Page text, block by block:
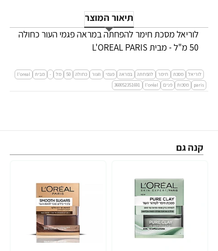
תיאור המוצר
לוריאל מסכת חימר להפחתה במראה פגמי העור כחולה
50 מ"ל - מבית L'OREAL PARIS
לוריאל מסכת חימר להפחתה במראה פגמי העור כחולה 50 מל - מבית
l'oreal
paris
מסכות פנים l'oréal
360052351691
קנה גם